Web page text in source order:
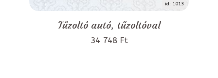
id: 1013
Tűzoltó autó, tűzoltóval
34 748 Ft